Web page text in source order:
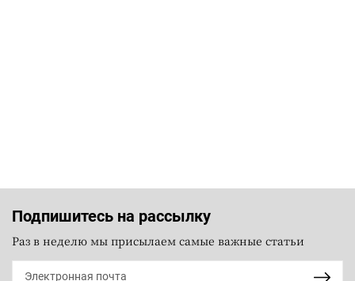
Подпишитесь на рассылку
Раз в неделю мы присылаем самые важные статьи